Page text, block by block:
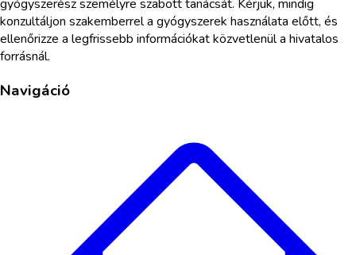
gyógyszerész személyre szabott tanácsát. Kérjük, mindig
konzultáljon szakemberrel a gyógyszerek használata előtt, és
ellenőrizze a legfrissebb információkat közvetlenül a hivatalos
forrásnál.
Navigáció